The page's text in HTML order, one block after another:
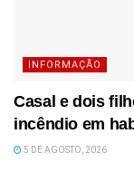
INFORMAÇÃO
Casal e dois
incêndio em
5 DE AGOSTO, 2026